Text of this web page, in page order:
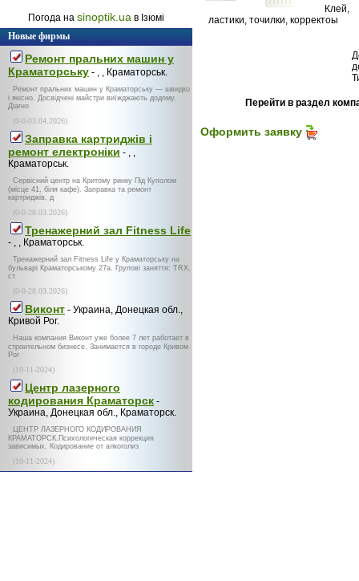
Погода на sinoptik.ua в Ізюмі
Новые фирмы
Ремонт пральних машин у
Краматорську - , , Краматорськ.
Ремонт пральних машин у Краматорську — швидко
і якісно. Досвідчені майстри виїжджають додому.
Діагно
(0-0-03.04.2026)
Заправка картриджів і
ремонт електроніки - , ,
Краматорськ.
Сервісний центр на Критому ринку Під Куполом
(місце 41, біля кафе). Заправка та ремонт
картриджів, д
(0-0-28.03.2026)
Тренажерний зал Fitness Life
- , , Краматорськ.
Тренажерний зал Fitness Life у Краматорську на
бульварі Краматорському 27а. Групові заняття: TRX,
ст
(0-0-28.03.2026)
Виконт - Украина, Донецкая обл.,
Кривой Рог.
Наша компания Виконт уже более 7 лет работает в
строительном бизнесе. Занимается в городе Кривом
Рог
(10-11-2024)
Центр лазерного
кодирования Краматорск -
Украина, Донецкая обл., Краматорск.
ЦЕНТР ЛАЗЕРНОГО КОДИРОВАНИЯ
КРАМАТОРСК.Психологическая коррекция
зависимых. Кодирование от алкоголиз
(10-11-2024)
Клей,
ластики, точилки, корректоы
Перейти в раздел
Оформить заявку